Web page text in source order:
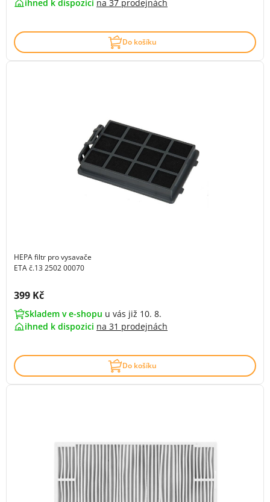
ihned k dispozici na 37 prodejnách
Do košíku
HEPA filtr pro vysavače
ETA č.13 2502 00070
Cena s DPH:
399 Kč
Skladem v e-shopu u vás již 10. 8.
ihned k dispozici na 31 prodejnách
Do košíku